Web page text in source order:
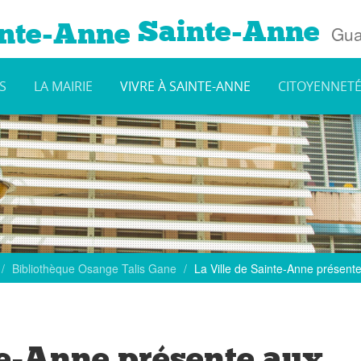
Sainte-Anne
LA MAIRIE VIVRE À SAINTE-ANNE CITOYENNETÉ
Bibliothèque Osange Talis Gane La Ville de Sainte-Anne